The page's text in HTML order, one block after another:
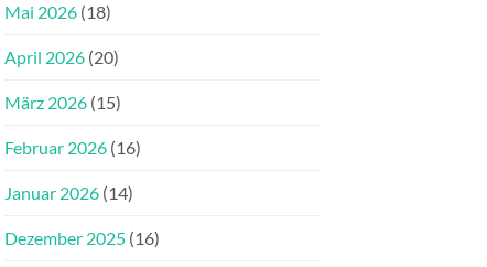
Mai 2026 (18)
April 2026 (20)
März 2026 (15)
Februar 2026 (16)
Januar 2026 (14)
Dezember 2025 (16)